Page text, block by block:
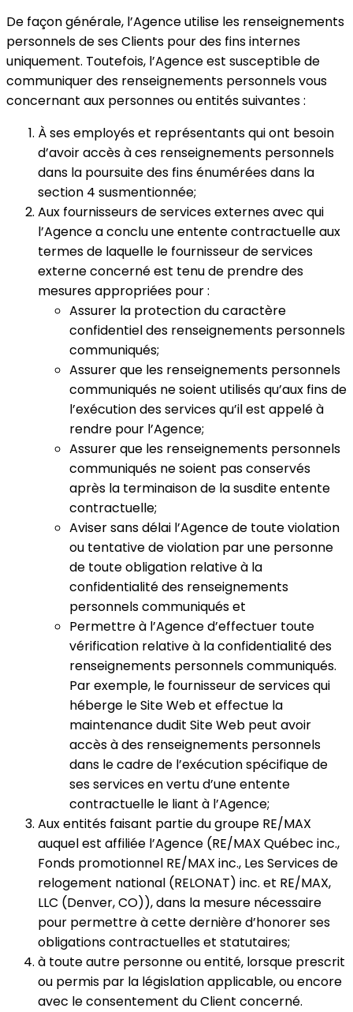
De façon générale, l’Agence utilise les renseignements
personnels de ses Clients pour des fins internes
uniquement. Toutefois, l’Agence est susceptible de
communiquer des renseignements personnels vous
concernant aux personnes ou entités suivantes :
À ses employés et représentants qui ont besoin
d’avoir accès à ces renseignements personnels
dans la poursuite des fins énumérées dans la
section 4 susmentionnée;
Aux fournisseurs de services externes avec qui
l’Agence a conclu une entente contractuelle aux
termes de laquelle le fournisseur de services
externe concerné est tenu de prendre des
mesures appropriées pour :
Assurer la protection du caractère
confidentiel des renseignements personnels
communiqués;
Assurer que les renseignements personnels
communiqués ne soient utilisés qu’aux fins de
l’exécution des services qu’il est appelé à
rendre pour l’Agence;
Assurer que les renseignements personnels
communiqués ne soient pas conservés
après la terminaison de la susdite entente
contractuelle;
Aviser sans délai l’Agence de toute violation
ou tentative de violation par une personne
de toute obligation relative à la
confidentialité des renseignements
personnels communiqués et
Permettre à l’Agence d’effectuer toute
vérification relative à la confidentialité des
renseignements personnels communiqués.
Par exemple, le fournisseur de services qui
héberge le Site Web et effectue la
maintenance dudit Site Web peut avoir
accès à des renseignements personnels
dans le cadre de l’exécution spécifique de
ses services en vertu d’une entente
contractuelle le liant à l’Agence;
Aux entités faisant partie du groupe RE/MAX
auquel est affiliée l’Agence (RE/MAX Québec inc.,
Fonds promotionnel RE/MAX inc., Les Services de
relogement national (RELONAT) inc. et RE/MAX,
LLC (Denver, CO)), dans la mesure nécessaire
pour permettre à cette dernière d’honorer ses
obligations contractuelles et statutaires;
à toute autre personne ou entité, lorsque prescrit
ou permis par la législation applicable, ou encore
avec le consentement du Client concerné.